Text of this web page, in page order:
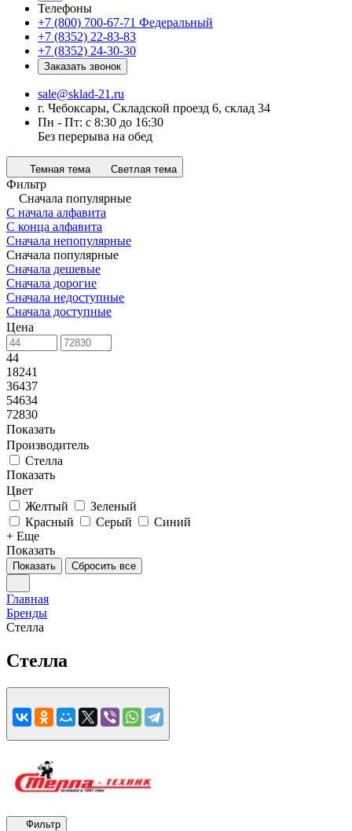
Телефоны
+7 (800) 700-67-71 Федеральный
+7 (8352) 22-83-83
+7 (8352) 24-30-30
Заказать звонок
sale@sklad-21.ru
г. Чебоксары, Складской проезд 6, склад 34
Пн - Пт: с 8:30 до 16:30
Без перерыва на обед
Темная тема Светлая тема
Фильтр
Сначала популярные
С начала алфавита
С конца алфавита
Сначала непопулярные
Сначала популярные
Сначала дешевые
Сначала дорогие
Сначала недоступные
Сначала доступные
Цена
44
18241
36437
54634
72830
Показать
Производитель
Стелла
Показать
Цвет
Желтый
Зеленый
Красный
Серый
Синий
+ Еще
Показать
Показать Сбросить все
Главная
Бренды
Стелла
Стелла
Фильтр